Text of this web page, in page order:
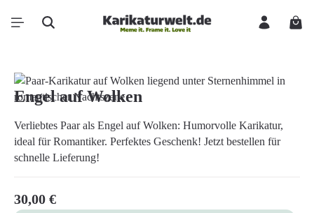
Zum Hauptinhalt springen
Bildergalerie überspringen
Engel auf Wolken
Verliebtes Paar als Engel auf Wolken: Humorvolle Karikatur,
ideal für Romantiker. Perfektes Geschenk! Jetzt bestellen für
schnelle Lieferung!
Regulärer Preis:
30,00 €